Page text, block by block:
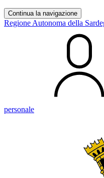
Continua la navigazione
Regione Autonoma della
personale